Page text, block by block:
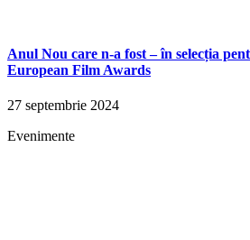
Anul Nou care n-a fost – în selecția
European Film Awards
27 septembrie 2024
Evenimente